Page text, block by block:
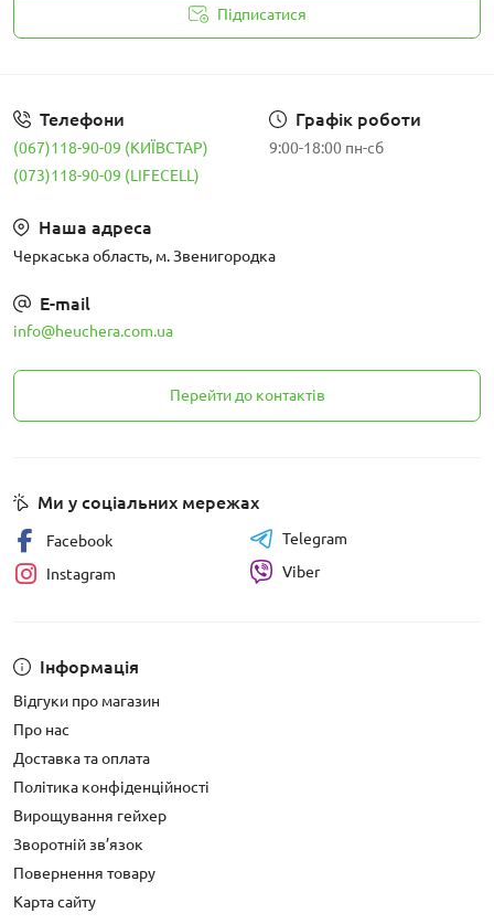
Підписатися
Телефони
(067)118-90-09 (КИЇВСТАР)
(073)118-90-09 (LIFECELL)
Графік роботи
9:00-18:00 пн-сб
Наша адреса
Черкаська область, м. Звенигородка
E-mail
info@heuchera.com.ua
Перейти до контактів
Інформація
Відгуки про магазин
Про нас
Доставка та оплата
Політика конфіденційності
Вирощування гейхер
Зворотній зв’язок
Повернення товару
Карта сайту
Ми у соціальних мережах
Facebook
Instagram
Telegram
Viber